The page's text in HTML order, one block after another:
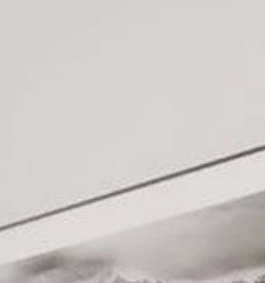
Doaa Elsayd
القاهرة - مصر